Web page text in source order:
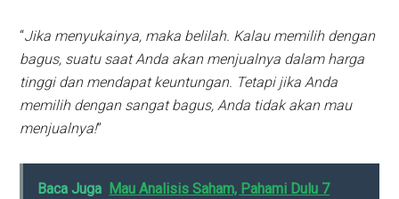
“Jika menyukainya, maka belilah. Kalau memilih dengan
bagus, suatu saat Anda akan menjualnya dalam harga
tinggi dan mendapat keuntungan. Tetapi jika Anda
memilih dengan sangat bagus, Anda tidak akan mau
menjualnya!”
Baca Juga
Mau Analisis Saham, Pahami Dulu 7